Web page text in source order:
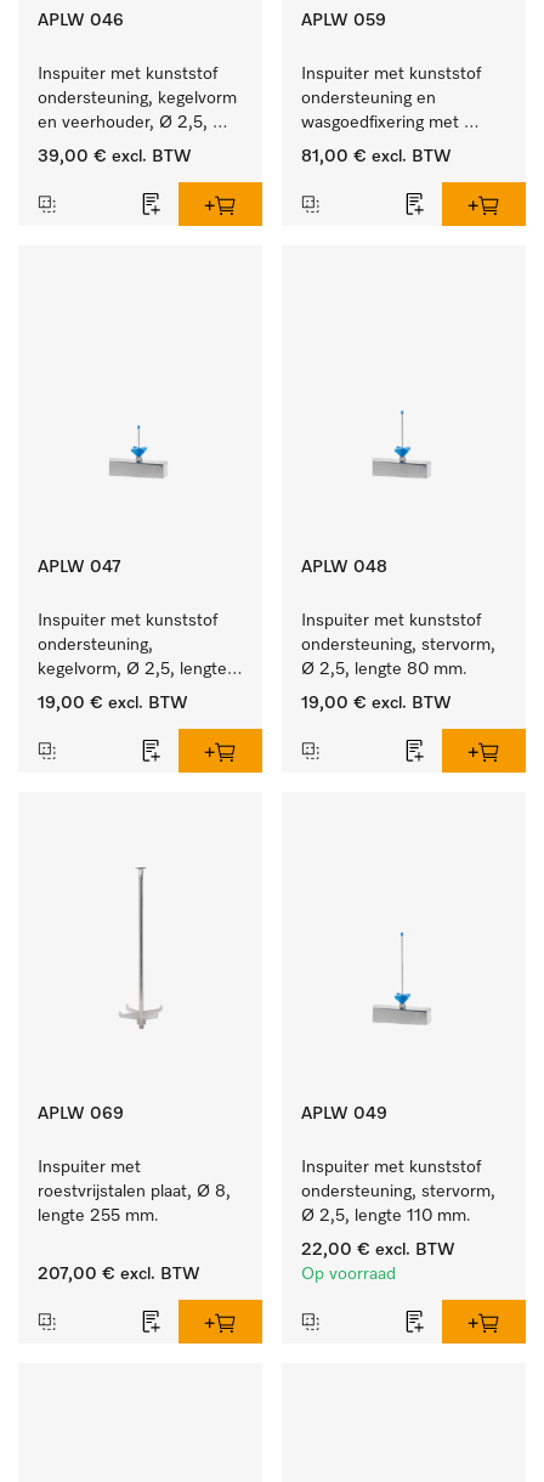
APLW 046
Inspuiter met kunststof
ondersteuning, kegelvorm
en veerhouder, Ø 2,5,
lengte 80 mm.
39,00 € excl. BTW
APLW 059
Inspuiter met kunststof
ondersteuning en
wasgoedfixering met
vergr., Ø 6, lengte
81,00 € excl. BTW
APLW 047
Inspuiter met kunststof
ondersteuning,
kegelvorm, Ø 2,5, lengte
50 mm.
19,00 € excl. BTW
APLW 048
Inspuiter met kunststof
ondersteuning, stervorm,
Ø 2,5, lengte 80 mm.
19,00 € excl. BTW
APLW 069
Inspuiter met
roestvrijstalen plaat, Ø 8,
lengte 255 mm.
207,00 € excl. BTW
APLW 049
Inspuiter met kunststof
ondersteuning, stervorm,
Ø 2,5, lengte 110 mm.
22,00 € excl. BTW
Op voorraad